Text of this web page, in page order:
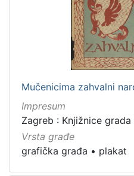
Mučenicima zahvalni
Impresum
Zagreb : Knjižnice
Vrsta građe
grafička građa • plakat